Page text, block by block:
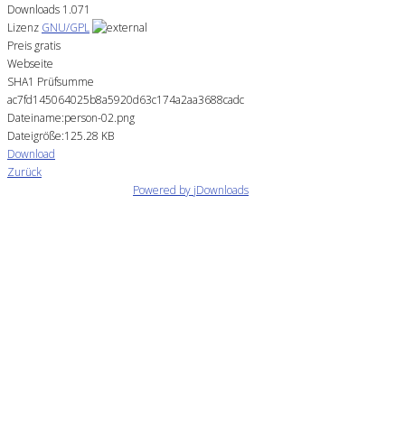
Downloads 1.071
Lizenz GNU/GPL
Preis gratis
Webseite
SHA1 Prüfsumme
ac7fd145064025b8a5920d63c174a2aa3688cadc
Dateiname:person-02.png
Dateigröße:125.28 KB
Download
Zurück
Powered by jDownloads